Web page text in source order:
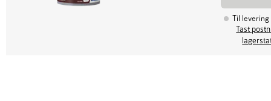
Til levering
Tast